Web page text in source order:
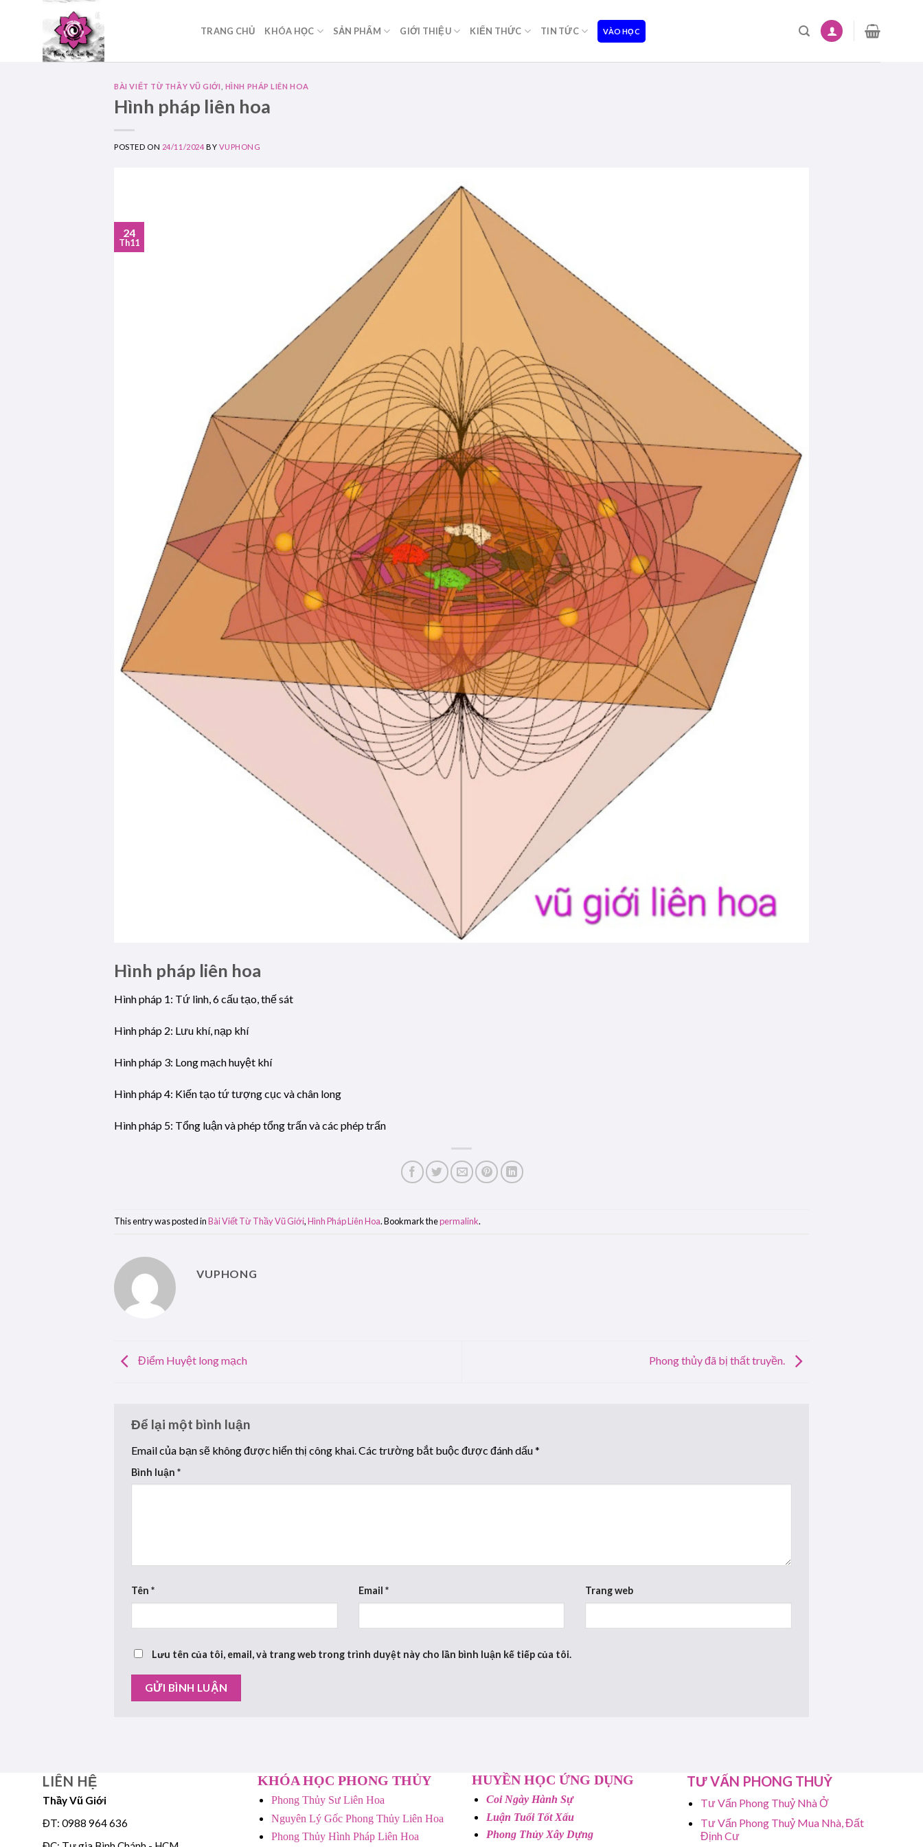
TRANG CHỦ KHÓA HỌC SẢN PHẨM GIỚI THIỆU KIẾN THỨC TIN TỨC VÀO HỌC
BÀI VIẾT TỪ THẦY VŨ GIỚI HÌNH PHÁP LIÊN HOA
Hình pháp liên hoa
POSTED ON 24/11/2024 BY VUPHONG
24
Th11
Hình pháp liên hoa
Hình pháp 1: Tứ linh, 6 cấu tạo, thế sát
Hình pháp 2: Lưu khí, nạp khí
Hình pháp 3: Long mạch huyệt khí
Hình pháp 4: Kiến tạo tứ tượng cục và chân long
Hình pháp 5: Tổng luận và phép tổng trấn và các phép trấn
This entry was posted inBài Viết Từ Thầy Vũ Giới,Hình Pháp Liên Hoa. Bookmark thepermalink.
VUPHONG
Điểm Huyệt long mạch Phong thủy đã bị thất truyền.
Để lại một bình luận
Email của bạn sẽ không được hiển thị công khai. Các trường bắt buộc được đánh dấu*
Bình luận*
Tên* Email * Trang web
Lưu tên của tôi, email, và trang web trong trình duyệt này cho lần bình luận kế tiếp của tôi.
LIÊN HỆ
Thầy Vũ Giới
ĐT: 0988 964 636
KHÓA HỌC PHONG THỦY
Phong Thủy Sư Liên Hoa
Nguyên Lý Gốc Phong Thủy Liên Hoa
Phong Thủy Hình Pháp Liên Hoa
HUYỀN HỌC ỨNG DỤNG
Coi Ngày Hành Sự
Luận Tuổi Tốt Xấu
Phong Thủy Xây Dựng
TƯ VẤN PHONG THUỶ
Tư Vấn Phong Thuỷ Nhà Ở
Tư Vấn Phong Thuỷ Mua Nhà, Đất
Định Cư